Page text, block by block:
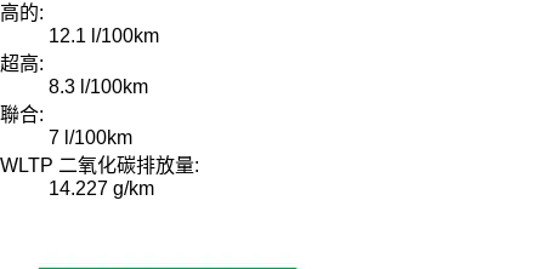
高的:
12.1 l/100km
超高:
8.3 l/100km
聯合:
7 l/100km
WLTP 二氧化碳排放量:
14.227 g/km